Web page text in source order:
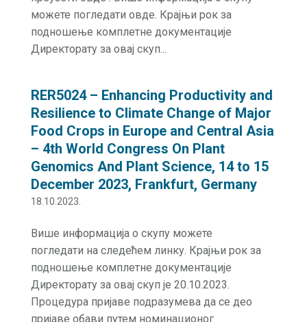
можете погледати овде. Крајњи рок за
подношење комплетне документације
Директорату за овај скуп...
RER5024 – Enhancing Productivity and
Resilience to Climate Change of Major
Food Crops in Europe and Central Asia
– 4th World Congress On Plant
Genomics And Plant Science, 14 to 15
December 2023, Frankfurt, Germany
18.10.2023.
Више информација о скупу можете
погледати на следећем линку. Крајњи рок за
подношење комплетне документације
Директорату за овај скуп је 20.10.2023.
Процедура пријаве подразумева да се део
пријаве обави путем номинационог